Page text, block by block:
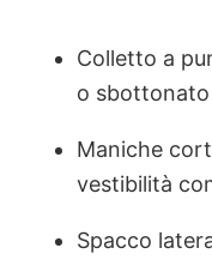
Colletto a
o
Maniche
vestibilità
Spacco